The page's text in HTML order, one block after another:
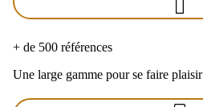
+ de 500 références
Une large gamme pour se faire plaisir